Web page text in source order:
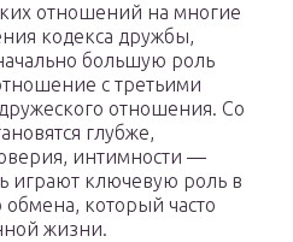
отношений на многие
кодекса дружбы,
большую роль
с третьими
отношения. Со
глубже,
интимности —
играют ключевую роль в
обмена, который часто
жизни.